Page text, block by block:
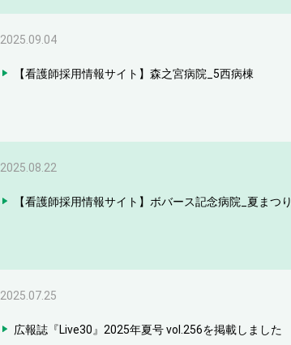
2025.09.04
【看護師採用情報サイト】森之宮病院_5西病棟
2025.08.22
【看護師採用情報サイト】ボバース記念病院_夏まつり
2025.07.25
広報誌『Live30』2025年夏号 vol.256を掲載しました